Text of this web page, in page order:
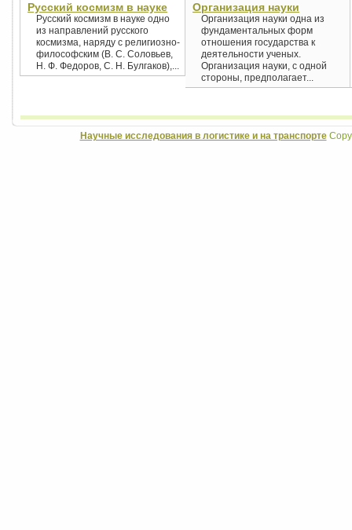
Русский космизм в науке
Русский космизм в науке одно
из направлений русского
космизма, наряду с религиозно-
философским (В. С. Соловьев,
Н. Ф. Федоров, С. Н. Булгаков),...
Организация науки
Организация науки одна из
фундаментальных форм
отношения государства к
деятельности ученых.
Организация науки, с одной
стороны, предполагает...
Научные исследования в логистике и на транспорте